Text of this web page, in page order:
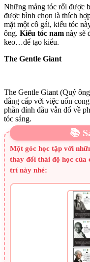
Những mảng tóc rối được
được bình chọn là thích
mặt một cô gái, kiểu tóc
ông. Kiểu tóc nam này sẽ
keo…để tạo kiểu.
The Gentle Giant
The Gentle Giant (Quý
đẳng cấp với việc uốn
phần đỉnh đầu vẫn đổ về
tóc sáng.
📚
Một góc học tập với
thay đổi thái độ học của
trí này nhé: